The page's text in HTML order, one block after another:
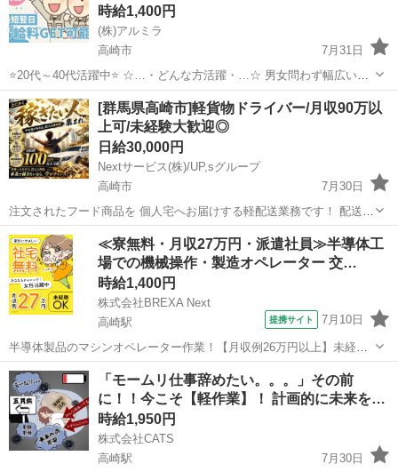
時給1,400円
(株)アルミラ
高崎市
7月31日
⭐20代～40代活躍中⭐ ☆…・どんな方活躍・…☆ 男女問わず幅広い世
代の スタッフが活躍中♪ 必要なスキルはないので スグに活躍できます
よ◎ 休暇制度も 多数充実しているので 『工場って休みがな...
群馬 高崎市 倉庫 時給
[群馬県高崎市]軽貨物ドライバー/月収90万以
上可/未経験大歓迎◎
日給30,000円
Nextサービス(株)/UP,sグループ
高崎市
7月30日
注文されたフード商品を 個人宅へお届けする軽配送業務です！ 配送物
は小さくて軽いモノがほとんどなので シニアや女性ドライバーもラク
ラク⭐︎ 必要なのは普通免許だけ！ATのみもOK！ 車は当社が貸し出し
ます◎（初期費用0円...
群馬 高崎市 物流 貨物
≪寮無料・月収27万円・派遣社員≫半導体工
場での機械操作・製造オペレーター 交…
時給1,400円
株式会社BREXA Next
高崎駅
提携サイト 7月10日
半導体製品のマシンオペレーター作業！【月収例26万円以上】未経験
OK★年間休日188日★自社正社員登用制度あり！マイカー通勤可！1食
200円～格安食堂あり！作業着無償貸与◎《群馬県高崎市》 人気の工
場のお仕事 ◇半導体製品...
群馬 高崎市 その他
「モームリ仕事辞めたい。。。」その前
に！！今こそ【軽作業】！ 計画的に未来を
考…
時給1,950円
株式会社CATS
高崎駅
7月30日